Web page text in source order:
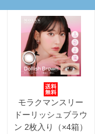
モラクマンスリー
ドーリッシュブラウ
ン 2枚入り（×4箱）